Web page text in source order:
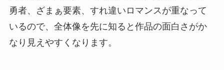
勇者、ざまぁ要素、すれ違いロマンスが重なって
いるので、全体像を先に知ると作品の面白さがか
なり見えやすくなります。